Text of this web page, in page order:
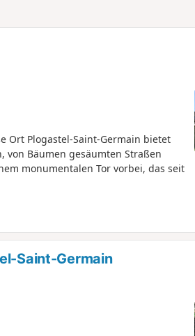
Ort Plogastel-Saint-Germain bietet
von Bäumen gesäumten Straßen
monumentalen Tor vorbei, das seit
Saint-Germain